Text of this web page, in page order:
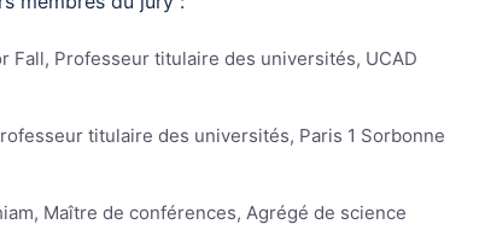
Fall, Professeur titulaire des universités, UCAD
titulaire des universités, Paris 1 Sorbonne
Maître de conférences, Agrégé de science